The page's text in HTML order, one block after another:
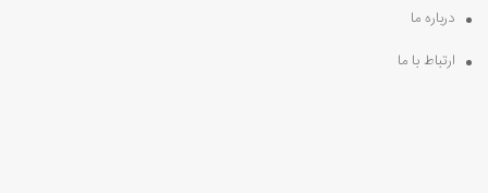
درباره ما
ارتباط با ما